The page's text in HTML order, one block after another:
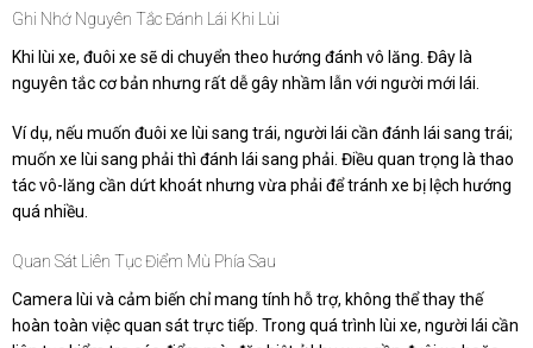
Ghi Nhớ Nguyên Tắc Đánh Lái Khi Lùi
Khi lùi xe, đuôi xe sẽ di chuyển theo hướng đánh vô lăng. Đây là
nguyên tắc cơ bản nhưng rất dễ gây nhầm lẫn với người mới lái.
Ví dụ, nếu muốn đuôi xe lùi sang trái, người lái cần đánh lái sang trái;
muốn xe lùi sang phải thì đánh lái sang phải. Điều quan trọng là thao
tác vô-lăng cần dứt khoát nhưng vừa phải để tránh xe bị lệch hướng
quá nhiều.
Quan Sát Liên Tục Điểm Mù Phía Sau
Camera lùi và cảm biến chỉ mang tính hỗ trợ, không thể thay thế
hoàn toàn việc quan sát trực tiếp. Trong quá trình lùi xe, người lái cần